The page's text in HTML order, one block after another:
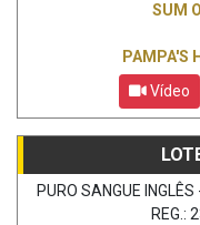
SUM
PAMPA'S
Vídeo
PURO SANGUE
REG.: